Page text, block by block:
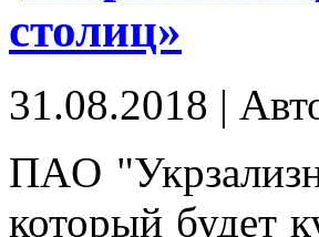
столиц»
31.08.2018 |
ПAO
который будет